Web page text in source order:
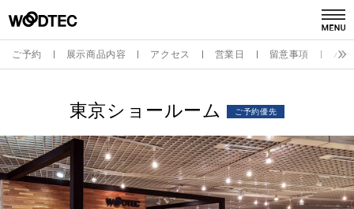
商品情報 PRODUCTS
施工事例 GALLERY
ご予約 展示商品内容 アクセス 営業日 留意事項 バ
東京ショールーム ご予約優先